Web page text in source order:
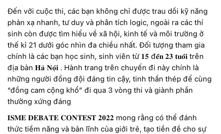
Đến với cuộc thi, các bạn không chỉ được trau dồi kỹ năng
phản xạ nhanh, tư duy và phân tích logic, ngoài ra các thí
sinh còn được tìm hiểu về xã hội, kinh tế và môi trường ở
thế kỉ 21 dưới góc nhìn đa chiều nhất. Đối tượng tham gia
chính là các bạn học sinh, sinh viên từ 𝟏𝟓 đ𝐞̂́𝐧 𝟐𝟑 𝐭𝐮𝐨̂̉𝐢 trên
địa bàn 𝐇𝐚̀ 𝐍𝐨̣̂𝐢 . Hành trang trên chuyến đi này chính là
những người đồng đội đáng tin cậy, tinh thần thép để cùng
“đồng cam cộng khổ” đi qua 3 vòng thi và giành phần
thưởng xứng đáng
𝐈𝐒𝐌𝐄 𝐃𝐄𝐁𝐀𝐓𝐄 𝐂𝐎𝐍𝐓𝐄𝐒𝐓 𝟐𝟎𝟐𝟐 mong rằng có thể đánh
thức tiềm năng và bản lĩnh của giới trẻ, tạo tiền đề cho sự